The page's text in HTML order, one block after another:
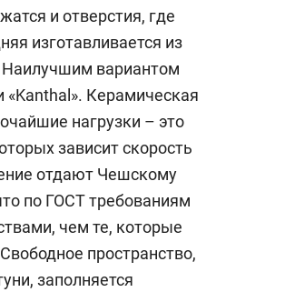
и отверстия, где
изготавливается из
Наилучшим вариантом
«Kanthal». Керамическая
нагрузки – это
зависит скорость
отдают Чешскому
по ГОСТ требованиям
чем те, которые
пространство,
заполняется